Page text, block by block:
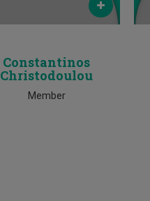
Constantinos
Christodoulou
Member